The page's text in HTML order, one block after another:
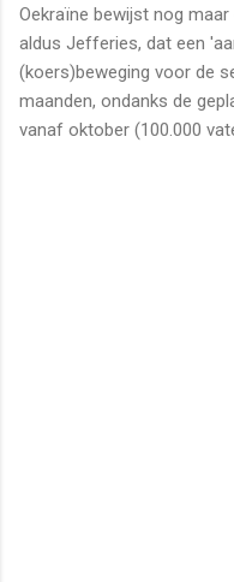
Oekraïne bewijst nog
aldus Jefferies, dat een
(koers)beweging voor de
maanden, ondanks de
vanaf oktober (100.000